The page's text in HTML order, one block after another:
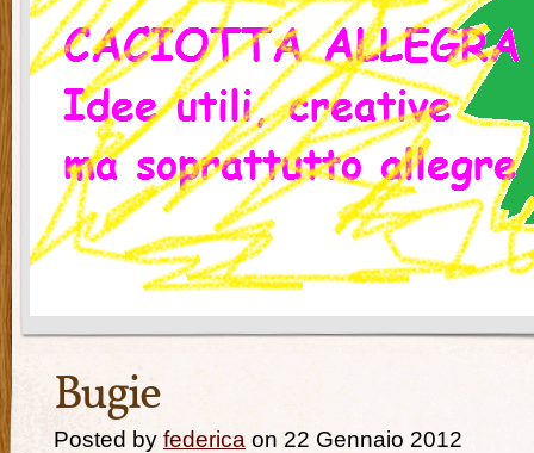
Bugie
Posted by federica on 22 Gennaio 2012